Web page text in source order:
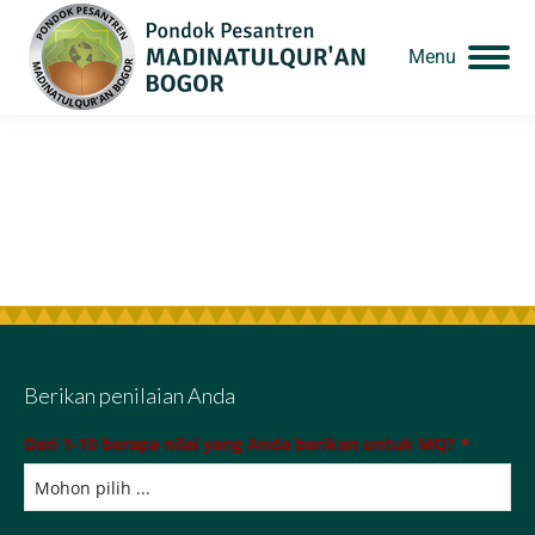
Menu
Berikan penilaian Anda
Dari 1-10 berapa nilai yang Anda berikan untuk MQ? *